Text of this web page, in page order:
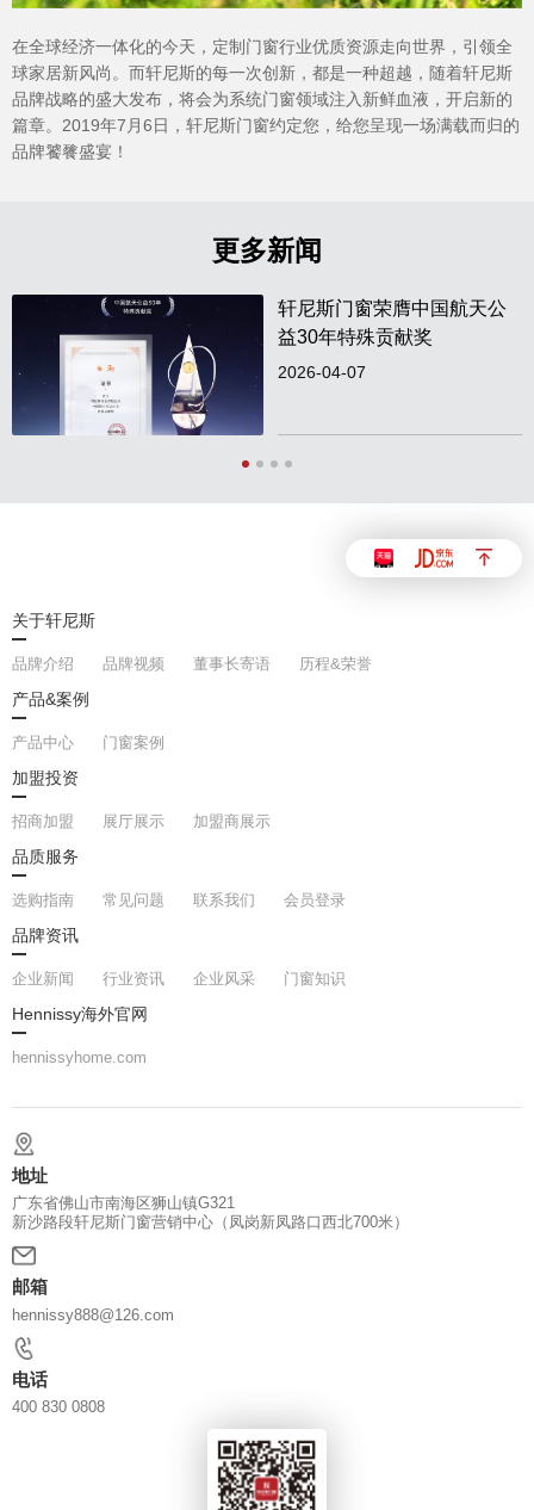
在全球经济一体化的今天，定制门窗行业优质资源走向世界，引领全
球家居新风尚。而轩尼斯的每一次创新，都是一种超越，随着轩尼斯
品牌战略的盛大发布，将会为系统门窗领域注入新鲜血液，开启新的
篇章。2019年7月6日，轩尼斯门窗约定您，给您呈现一场满载而归的
品牌饕餮盛宴！
更多新闻
轩尼斯门窗荣膺中国航天公
益30年特殊贡献奖
2026-04-07
关于轩尼斯
品牌介绍 品牌视频 董事长寄语
历程&荣誉
产品&案例
产品中心
门窗案例
加盟投资
招商加盟 展厅展示
加盟商展示
品质服务
选购指南 常见问题 联系我们
会员登录
品牌资讯
企业新闻 行业资讯 企业风采
门窗知识
Hennissy海外官网
hennissyhome.com
地址
广东省佛山市南海区狮山镇G321
新沙路段轩尼斯门窗营销中心（凤岗新凤路口西北700米）
邮箱
hennissy888@126.com
电话
400 830 0808